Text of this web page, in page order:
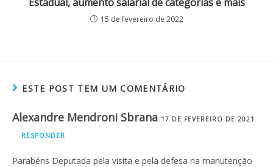
15 de fevereiro de 2022
ESTE POST TEM UM COMENTÁRIO
Alexandre Mendroni Sbrana 17 DE FEVEREIRO DE 2021
RESPONDER
Parabéns Deputada pela visita e pela defesa na manutenção